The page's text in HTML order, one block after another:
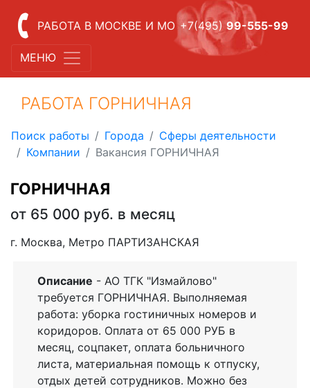
РАБОТА В МОСКВЕ И МО +7(495) 99-555-99
МЕНЮ
РАБОТА ГОРНИЧНАЯ
Поиск работы Города
Сферы деятельности
Компании
Вакансия ГОРНИЧНАЯ
ГОРНИЧНАЯ
от 65 000 руб. в месяц
г. Москва, Метро ПАРТИЗАНСКАЯ
Описание - АО ТГК "Измайлово"
требуется ГОРНИЧНАЯ. Выполняемая
работа: уборка гостиничных номеров и
коридоров. Оплата от 65 000 РУБ в
месяц, соцпакет, оплата больничного
листа, материальная помощь к отпуску,
отдых детей сотрудников. Можно без